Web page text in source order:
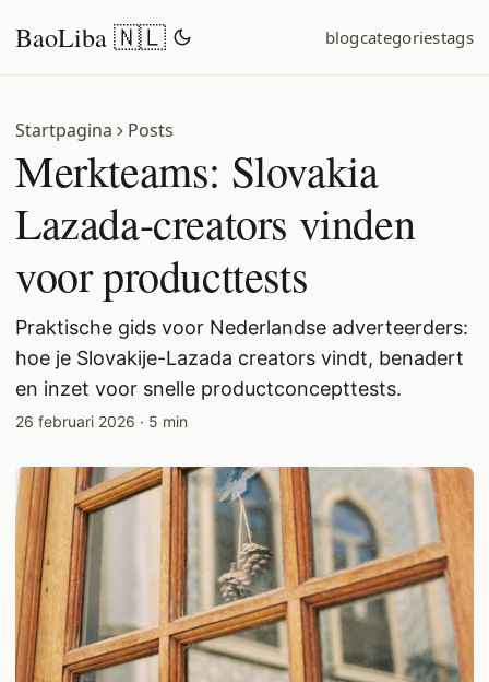
BaoLiba 🇳🇱 blogcategoriestags
Startpagina Posts
Merkteams: Slovakia
Lazada-creators vinden
voor producttests
Praktische gids voor Nederlandse adverteerders:
hoe je Slovakije-Lazada creators vindt, benadert
en inzet voor snelle productconcepttests.
26 februari 2026 · 5 min